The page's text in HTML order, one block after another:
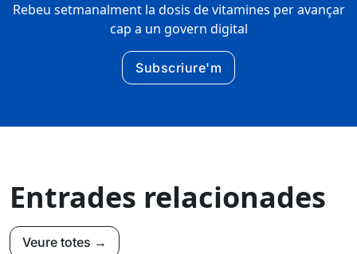
Rebeu setmanalment la dosis de vitamines per avançar
cap a un govern digital
Subscriure'm
Entrades relacionades
Veure totes →